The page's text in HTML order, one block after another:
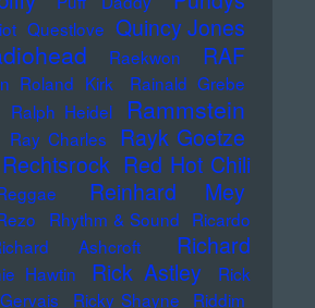
Questlove Quincy Jones
Raekwon RAF
Roland Kirk Rainald Grebe
Ralph Heidel Rammstein
Ray Charles Rayk Goetze
Rechtsrock Red Hot Chili
Reinhard Mey
Rhythm & Sound Ricardo
Ashcroft
Richard
Hawtin Rick Astley
Rick
Ricky Shayne Riddim